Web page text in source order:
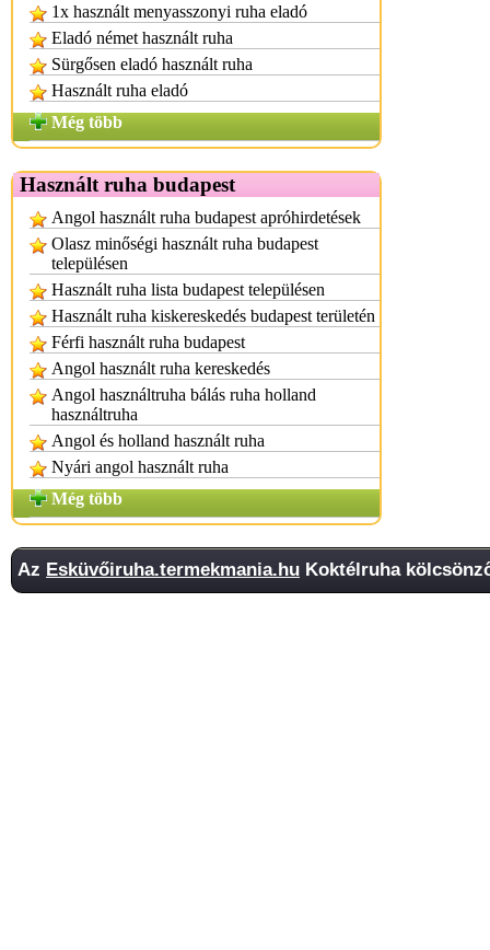
1x használt menyasszonyi ruha eladó
Eladó német használt ruha
Sürgősen eladó használt ruha
Használt ruha eladó
Még több
Használt ruha budapest
Angol használt ruha budapest apróhirdetések
Olasz minőségi használt ruha budapest
településen
Használt ruha lista budapest településen
Használt ruha kiskereskedés budapest területén
Férfi használt ruha budapest
Angol használt ruha kereskedés
Angol használtruha bálás ruha holland
használtruha
Angol és holland használt ruha
Nyári angol használt ruha
Még több
Az Esküvőiruha.termekmania.hu Koktélruha